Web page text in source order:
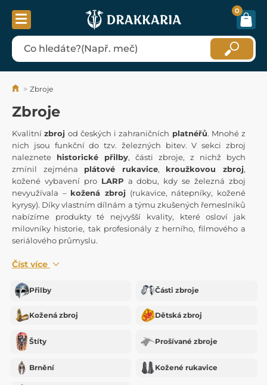
0
Zbroje
Zbroje
Kvalitnízbroj od českých i zahraničních platnéřů. Mnohé z
nich jsou funkční do tzv. železných bitev. V sekci zbroj
naleznete historické přilby, části zbroje, z nichž bych
zmínil zejména plátové rukavice, kroužkovou zbroj,
kožené vybavení pro LARP a dobu, kdy se železná zboj
nevyužívala – kožená zbroj (rukavice, nátepníky, kožené
kyrysy). Díky vlastním dílnám a týmu zkušených řemeslníků
nabízíme produkty té nejvyšší kvality, které osloví jak
milovníky historie, tak profesionály z herního, filmového a
seriálového průmyslu.
Číst více
Přilby Části zbroje
Kožená zbroj Dětská zbroj
Štíty Prošívané zbroje
Brnění Kožené rukavice